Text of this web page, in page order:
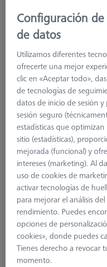
Product Type
Length (L)
Material
Connection Type
Application
Ø Body (DG)
Configuración
de datos
Utilizamos diferentes
ofrecerte una mejor
clic en «Aceptar todo»,
de tecnologías de
datos de inicio de sesión
sesión seguro
estadísticas que
sitio (estadísticas),
mejorada (funcional) y
intereses (marketing). Al
uso de cookies de
activar tecnologías de
para mejorar el análisis
rendimiento. Puedes
opciones de
cookies», donde puedes
Tienes derecho a revocar
momento.